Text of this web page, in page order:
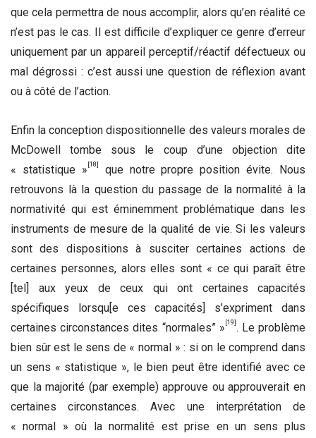
que cela permettra de nous accomplir, alors qu’en réalité ce
n’est pas le cas. Il est difficile d’expliquer ce genre d’erreur
uniquement par un appareil perceptif/réactif défectueux ou
mal dégrossi : c’est aussi une question de réflexion avant
ou à côté de l’action.
Enfin la conception dispositionnelle des valeurs morales de
McDowell tombe sous le coup d’une objection dite
« statistique » [18]
que notre propre position évite. Nous
retrouvons là la question du passage de la normalité à la
normativité qui est éminemment problématique dans les
instruments de mesure de la qualité de vie. Si les valeurs
sont des dispositions à susciter certaines actions de
certaines personnes, alors elles sont « ce qui paraît être
[tel] aux yeux de ceux qui ont certaines capacités
spécifiques lorsqu[e ces capacités] s’expriment dans
certaines circonstances dites “normales” » [19] . Le problème
bien sûr est le sens de « normal » : si on le comprend dans
un sens « statistique », le bien peut être identifié avec ce
que la majorité (par exemple) approuve ou approuverait en
certaines circonstances. Avec une interprétation de
« normal » où la normalité est prise en un sens plus